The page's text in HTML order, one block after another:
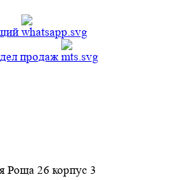
продаж
Роща 26 корпус 3